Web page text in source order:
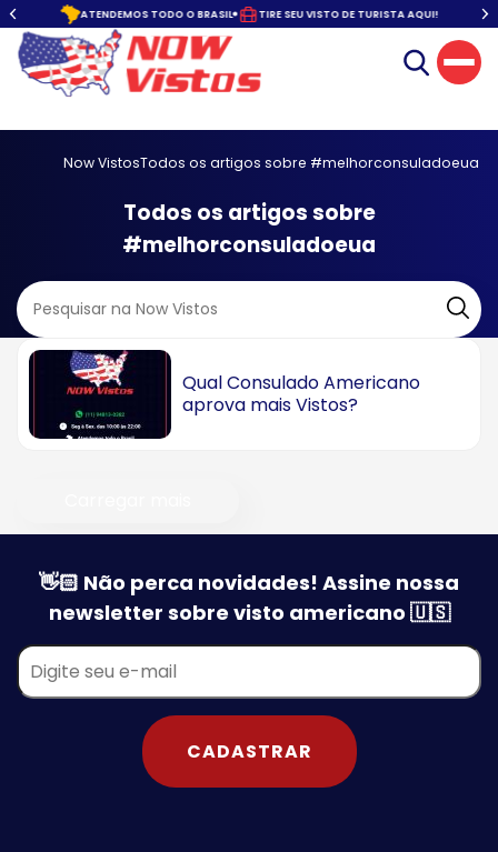
ATENDEMOS TODO O BRASIL TIRE SEU VISTO DE TURISTA AQUI!
Now VistosTodos os artigos sobre #melhorconsuladoeua
Todos os artigos sobre
#melhorconsuladoeua
Qual Consulado Americano
aprova mais Vistos?
👋🏻 Não perca novidades! Assine nossa
newsletter sobre visto americano 🇺🇸
CADASTRAR